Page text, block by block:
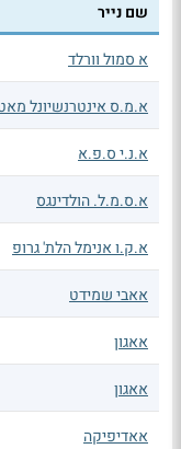
שם נייר
א סמול וורלד
א.מ.ס אינטרנשיונל
א.נ.י ס.פ.א
א.ס.מ.ל. הולדינגס
א.ק.ו אנימל הלת' גרופ
אאבי שמידט
אאגון
אאגון
אאדיפיקה